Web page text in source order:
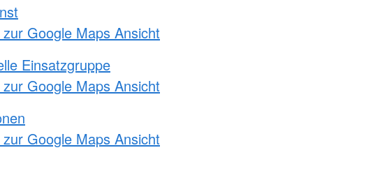
zur Google Maps Ansicht
Einsatzgruppe
zur Google Maps Ansicht
zur Google Maps Ansicht